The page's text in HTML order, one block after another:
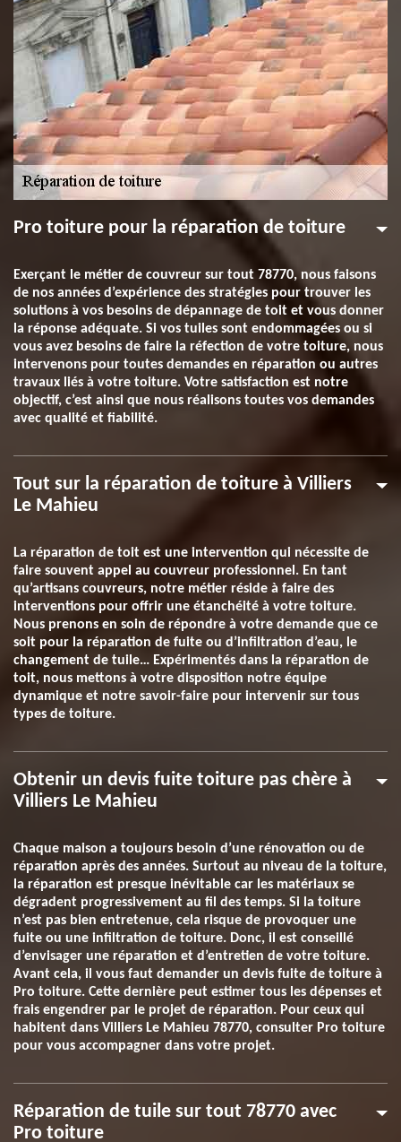
Pro toiture pour la réparation de toiture
Exerçant le métier de couvreur sur tout 78770, nous faisons
de nos années d’expérience des stratégies pour trouver les
solutions à vos besoins de dépannage de toit et vous donner
la réponse adéquate. Si vos tuiles sont endommagées ou si
vous avez besoins de faire la réfection de votre toiture, nous
intervenons pour toutes demandes en réparation ou autres
travaux liés à votre toiture. Votre satisfaction est notre
objectif, c’est ainsi que nous réalisons toutes vos demandes
avec qualité et fiabilité.
Tout sur la réparation de toiture à Villiers
Le Mahieu
La réparation de toit est une intervention qui nécessite de
faire souvent appel au couvreur professionnel. En tant
qu’artisans couvreurs, notre métier réside à faire des
interventions pour offrir une étanchéité à votre toiture.
Nous prenons en soin de répondre à votre demande que ce
soit pour la réparation de fuite ou d’infiltration d’eau, le
changement de tuile… Expérimentés dans la réparation de
toit, nous mettons à votre disposition notre équipe
dynamique et notre savoir-faire pour intervenir sur tous
types de toiture.
Obtenir un devis fuite toiture pas chère à
Villiers Le Mahieu
Chaque maison a toujours besoin d’une rénovation ou de
réparation après des années. Surtout au niveau de la toiture,
la réparation est presque inévitable car les matériaux se
dégradent progressivement au fil des temps. Si la toiture
n’est pas bien entretenue, cela risque de provoquer une
fuite ou une infiltration de toiture. Donc, il est conseillé
d’envisager une réparation et d’entretien de votre toiture.
Avant cela, il vous faut demander un devis fuite de toiture à
Pro toiture. Cette dernière peut estimer tous les dépenses et
frais engendrer par le projet de réparation. Pour ceux qui
habitent dans Villiers Le Mahieu 78770, consulter Pro toiture
pour vous accompagner dans votre projet.
Réparation de tuile sur tout 78770 avec
Pro toiture